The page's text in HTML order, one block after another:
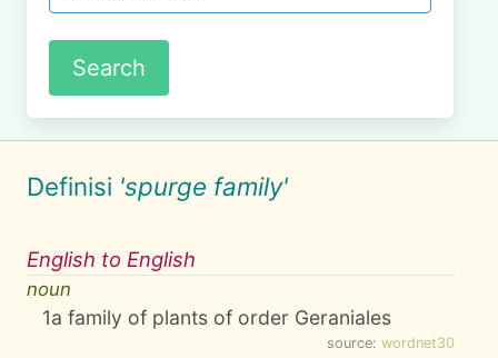
Definisi 'spurge family'
English to English
noun
1a family of plants of order Geraniales
source: wordnet30